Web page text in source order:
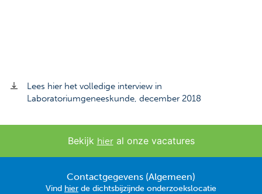
Praktische informatie
Trombosedienst
Lees hier het volledige interview in
Laboratoriumgeneeskunde, december 2018
Bekijk hieral onze vacatures
Contactgegevens (Algemeen)
Vind hier de dichtsbijzijnde onderzoekslocatie